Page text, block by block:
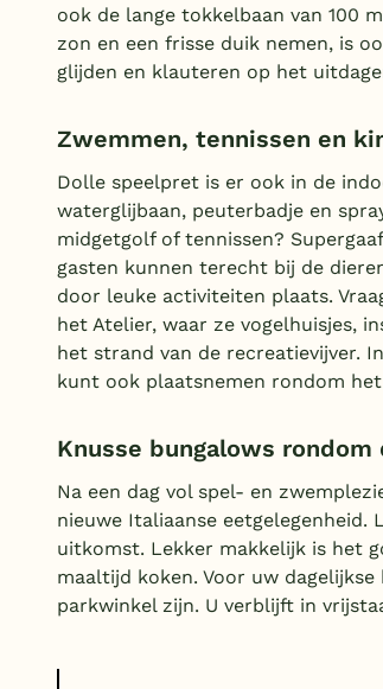
ook de lange tokkelbaan van 100
zon en een frisse duik nemen, is
glijden en klauteren op het
Zwemmen, tennissen en
Dolle speelpret is er ook in de
waterglijbaan, peuterbadje en
midgetgolf of tennissen?
gasten kunnen terecht bij de
door leuke activiteiten plaats.
het Atelier, waar ze vogelhuisjes,
het strand van de recreatievijver.
kunt ook plaatsnemen rondom
Knusse bungalows
Na een dag vol spel- en
nieuwe Italiaanse eetgelegenheid.
uitkomst. Lekker makkelijk is het
maaltijd koken. Voor uw
parkwinkel zijn. U verblijft in